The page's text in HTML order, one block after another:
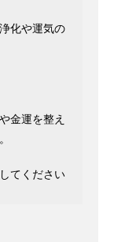
化や運気の
金運を整え
てください